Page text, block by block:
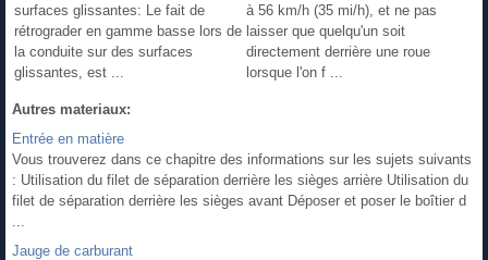
surfaces glissantes: Le fait de
rétrograder en gamme basse lors de
la conduite sur des surfaces
glissantes, est ...
à 56 km/h (35 mi/h), et ne pas
laisser que quelqu'un soit
directement derrière une roue
lorsque l'on f ...
Autres materiaux:
Entrée en matière
Vous trouverez dans ce chapitre des informations sur les sujets suivants
: Utilisation du filet de séparation derrière les sièges arrière Utilisation du
filet de séparation derrière les sièges avant Déposer et poser le boîtier d
...
Jauge de carburant